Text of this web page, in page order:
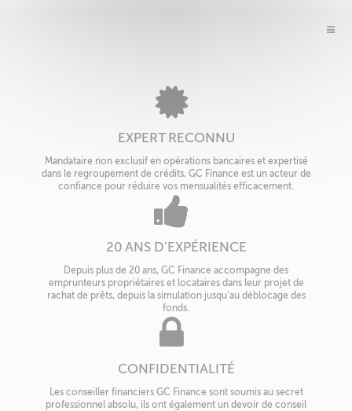
EXPERT RECONNU
Mandataire non exclusif en opérations bancaires et expertisé
dans le regroupement de crédits, GC Finance est un acteur de
confiance pour réduire vos mensualités efficacement.
20 ANS D'EXPÉRIENCE
Depuis plus de 20 ans, GC Finance accompagne des
emprunteurs propriétaires et locataires dans leur projet de
rachat de prêts, depuis la simulation jusqu'au déblocage des
fonds.
CONFIDENTIALITÉ
Les conseiller financiers GC Finance sont soumis au secret
professionnel absolu, ils ont également un devoir de conseil